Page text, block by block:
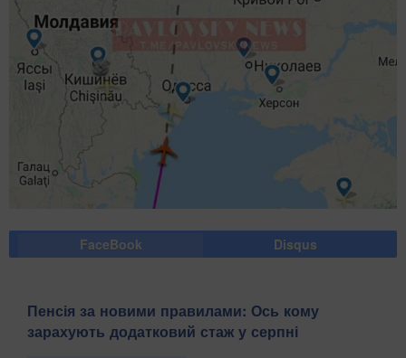
FaceBook Disqus
Пенсія за новими правилами: Ось кому
зарахують додатковий стаж у серпні